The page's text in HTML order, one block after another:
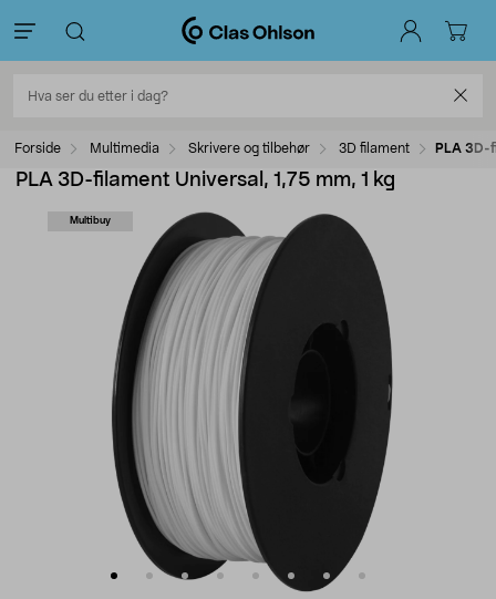
Forside Multimedia Skrivere og tilbehør 3D filament PLA 3D-
PLA 3D-filament Universal, 1,75 mm, 1 kg
Multibuy